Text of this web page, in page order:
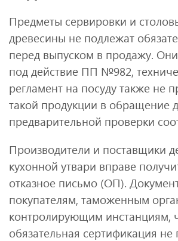
Предметы сервировки и
древесины не подлежат
перед выпуском в продажу.
под действие ПП №982,
регламент на посуду также не
такой продукции в обращение
предварительной проверки
Производители и поставщики
кухонной утвари вправе
отказное письмо (ОП).
покупателям, таможенным
контролирующим инстанциям,
обязательная сертификация не